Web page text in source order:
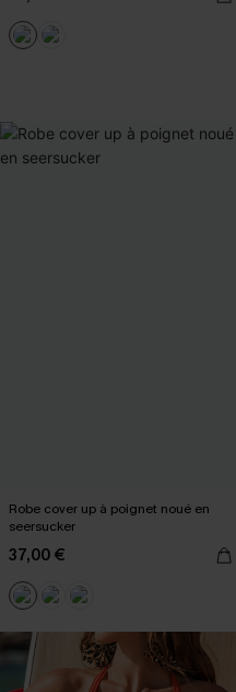
Robe cover up à poignet noué en
seersucker
37,00 €